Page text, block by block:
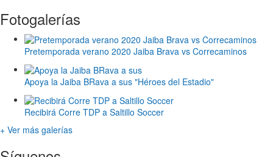
Fotogalerías
Pretemporada verano 2020 Jaiba Brava vs Correcaminos
Apoya la Jaiba BRava a sus "Héroes del Estadio"
Recibirá Corre TDP a Saltillo Soccer
+ Ver más galerías